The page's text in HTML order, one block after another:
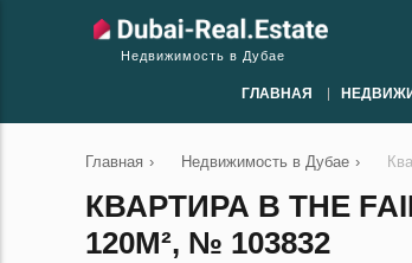
Недвижимость в Дубае
ГЛАВНАЯ
Главная › Недвижимость в Дубае ›
КВАРТИРА В THE
120М², № 103832